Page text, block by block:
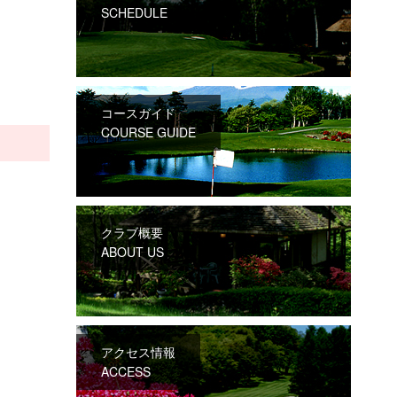
SCHEDULE
コースガイド
COURSE GUIDE
クラブ概要
ABOUT US
アクセス情報
ACCESS